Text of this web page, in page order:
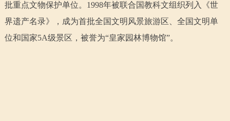
DEUTSCH FRANÇAIS РУССКИЙ ЯЗЫК
批重点文物保护单位。1998年被联合国教科文组织列入《世
界遗产名录》，成为首批全国文明风景旅游区、全国文明单
位和国家5A级景区，被誉为“皇家园林博物馆”。